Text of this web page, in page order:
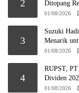
2
Ditopang
01/08/2026
3
Suzuki
Menarik
01/08/2026
4
RUPST,
Dividen
01/08/2026